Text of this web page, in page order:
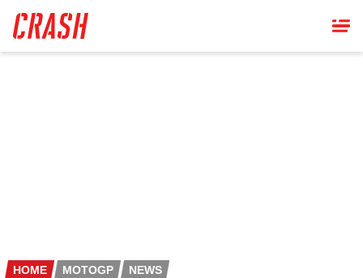
main
content
HOME MOTOGP NEWS